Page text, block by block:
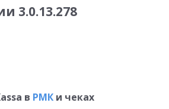
3.0.13.278
в РМК и чеках